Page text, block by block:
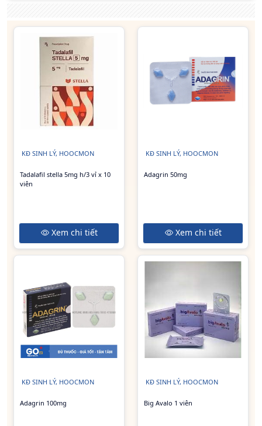
KĐ SINH LÝ, HOOCMON
Tadalafil stella 5mg h/3 vỉ x 10
viên
Xem chi tiết
KĐ SINH LÝ, HOOCMON
Adagrin 50mg
Xem chi tiết
KĐ SINH LÝ, HOOCMON
Adagrin 100mg
KĐ SINH LÝ, HOOCMON
Big Avalo 1 viên